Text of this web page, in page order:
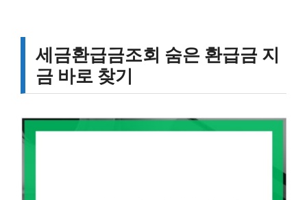
세금환급금조회 숨은 환급금 지
금 바로 찾기